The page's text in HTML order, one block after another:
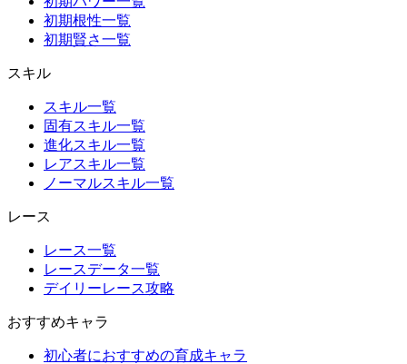
初期根性一覧
初期賢さ一覧
スキル
スキル一覧
固有スキル一覧
進化スキル一覧
レアスキル一覧
ノーマルスキル一覧
レース
レース一覧
レースデータ一覧
デイリーレース攻略
おすすめキャラ
初心者におすすめの育成キャラ